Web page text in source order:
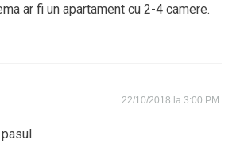
ar fi un apartament cu 2-4 camere.
22/10/2018 la 3:00 PM